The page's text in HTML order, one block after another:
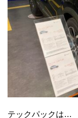
テックパックは…